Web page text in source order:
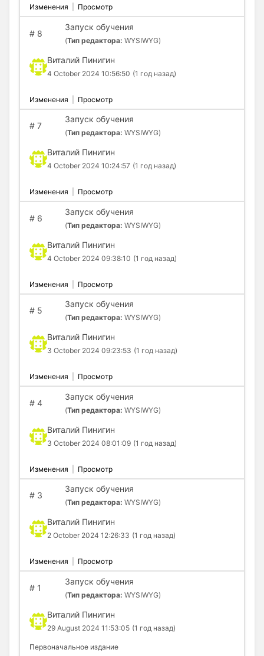
Изменения Просмотр
#8
Запуск обучения
(Тип редактора: WYSIWYG)
Виталий Пинигин
4 October 2024 10:56:50 (1 год назад)
Изменения Просмотр
#7
Запуск обучения
(Тип редактора: WYSIWYG)
Виталий Пинигин
4 October 2024 10:24:57 (1 год назад)
Изменения Просмотр
#6
Запуск обучения
(Тип редактора: WYSIWYG)
Виталий Пинигин
4 October 2024 09:38:10 (1 год назад)
Изменения Просмотр
#5
Запуск обучения
(Тип редактора: WYSIWYG)
Виталий Пинигин
3 October 2024 09:23:53 (1 год назад)
Изменения Просмотр
#4
Запуск обучения
(Тип редактора: WYSIWYG)
Виталий Пинигин
3 October 2024 08:01:09 (1 год назад)
Изменения Просмотр
#3
Запуск обучения
(Тип редактора: WYSIWYG)
Виталий Пинигин
2 October 2024 12:26:33 (1 год назад)
Изменения Просмотр
#1
Запуск обучения
(Тип редактора: WYSIWYG)
Виталий Пинигин
29 August 2024 11:53:05 (1 год назад)
Первоначальное издание